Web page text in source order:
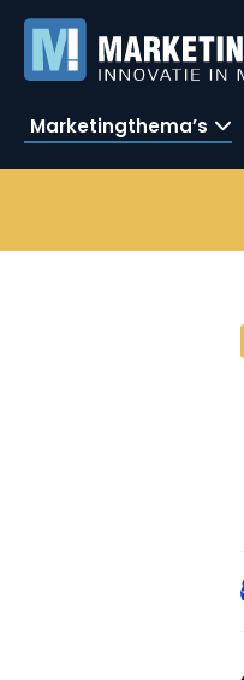
Marketingthema’s